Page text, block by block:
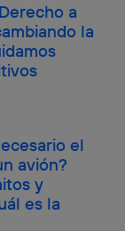
a
la
el
avión?
y
es la